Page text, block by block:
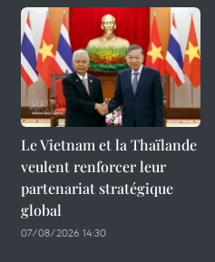
Le Vietnam et la Thaïlande
veulent renforcer leur
partenariat stratégique
global
07/08/2026 14:30